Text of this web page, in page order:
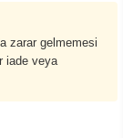
zarar gelmemesi
iade veya